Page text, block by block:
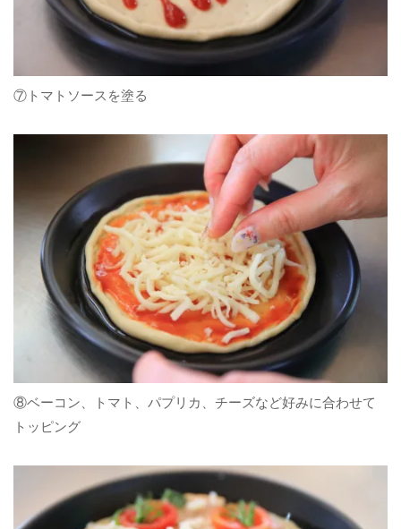
⑦トマトソースを塗る
⑧ベーコン、トマト、パプリカ、チーズなど好みに合わせて
トッピング